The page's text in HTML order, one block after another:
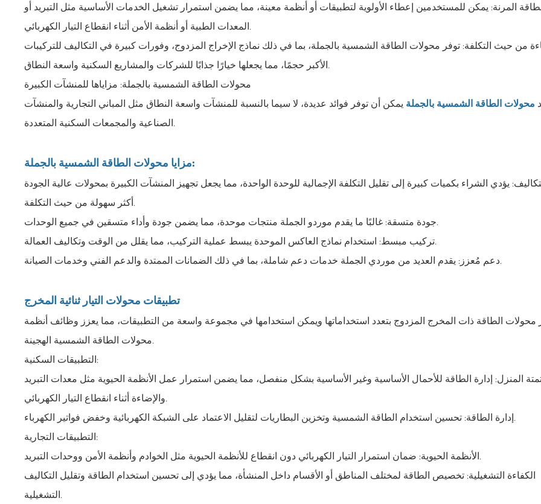
المرنة: يمكن للمستخدمين إعطاء الأولوية لتطبيقات أو أنظمة معينة، مما يضمن استمرار تشغيل الخدمات الأساسية مثل التبريد أو
المعدات الطبية أو أنظمة الأمن أثناء انقطاع التيار الكهربائي.
من حيث التكلفة: توفر محولات الطاقة الشمسية بالجملة، بما في ذلك نماذج الإخراج المزدوج، وفورات كبيرة في التكاليف للتركيبات
الأكبر حجمًا، مما يجعلها خيارًا جذابًا للشركات والمشاريع السكنية واسعة النطاق.
محولات الطاقة الشمسية بالجملة: مزاياها للمنشآت الكبيرة
محولات الطاقة الشمسية بالجملة يمكن أن توفر فوائد عديدة، لا سيما بالنسبة للمنشآت واسعة النطاق مثل المباني التجارية والمنشآت
الصناعية والمجمعات السكنية المتعددة.
مزايا محولات الطاقة الشمسية بالجملة:
يؤدي الشراء بكميات كبيرة إلى تقليل التكلفة الإجمالية للوحدة الواحدة، مما يجعل تجهيز المنشآت الكبيرة بمحولات عالية الجودة
أكثر سهولة من حيث التكلفة.
جودة متسقة: غالبًا ما يقدم موردو الجملة منتجات موحدة، مما يضمن جودة وأداء متسقين في جميع الوحدات.
تركيب مبسط: استخدام نماذج العاكس الموحدة يبسط عملية التركيب، مما يقلل من الوقت وتكاليف العمالة.
دعم مُعزز: يقدم العديد من موردي الجملة خدمات دعم شاملة، بما في ذلك الضمانات الممتدة والدعم الفني وخدمات الصيانة.
تطبيقات محولات التيار ثنائية المخرج
محولات الطاقة ذات المخرج المزدوج بتعدد استخداماتها ويمكن استخدامها في مجموعة واسعة من التطبيقات، مما يعزز وظائف أنظمة
محولات الطاقة الشمسية الهجينة.
التطبيقات السكنية:
المنزل: إدارة الطاقة للأحمال الأساسية وغير الأساسية بشكل منفصل، مما يضمن استمرار عمل الأنظمة الحيوية مثل معدات التبريد
والإضاءة أثناء انقطاع التيار الكهربائي.
إدارة الطاقة: تحسين استخدام الطاقة الشمسية وتخزين البطاريات لتقليل الاعتماد على الشبكة الكهربائية وخفض فواتير الكهرباء.
التطبيقات التجارية:
الأنظمة الحيوية: ضمان استمرار التيار الكهربائي دون انقطاع للأنظمة الحيوية مثل الخوادم وأنظمة الأمن ووحدات التبريد.
الكفاءة التشغيلية: تخصيص الطاقة لمختلف المناطق أو الأقسام داخل المنشأة، مما يؤدي إلى تحسين استخدام الطاقة وتقليل التكاليف
التشغيلية.